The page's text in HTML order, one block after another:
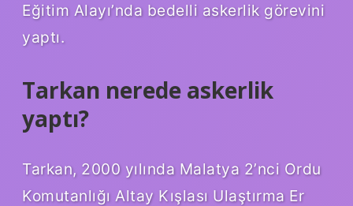
Eğitim Alayı’nda bedelli askerlik görevini
yaptı.
Tarkan nerede askerlik
yaptı?
Tarkan, 2000 yılında Malatya 2’nci Ordu
Komutanlığı Altay Kışlası Ulaştırma Er